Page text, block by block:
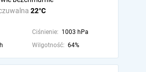
22°C
Ciśnienie: 1003 hPa
Wilgotność: 64%